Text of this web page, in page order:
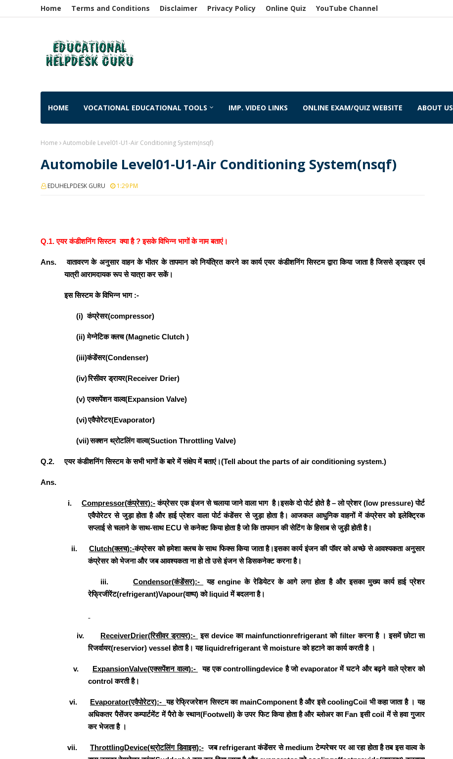
Home Terms and Conditions Disclaimer Privacy Policy Online Quiz YouTube Channel
HOME VOCATIONAL EDUCATIONAL TOOLS IMP. VIDEO LINKS ONLINE EXAM/QUIZ WEBSITE ABOUT US
Home Automobile Level01-U1-Air Conditioning System(nsqf)
Automobile Level01-U1-Air Conditioning System(nsqf)
EDUHELPDESK GURU 1:29 PM
Q.1. एयर कंडीशनिंग सिस्टम क्या है?इसके विभिन्न भागों के नाम बताएं।
Ans.
वातावरण के अनुसार वाहन के भीतर के तापमान को नियंत्रित करने का कार्य एयर कंडीशनिंग सिस्टम द्वारा किया जाता है जिससे ड्राइवर एवं
यात्री आरामदायक रूप से यात्रा कर सकें।
इस सिस्टम के विभिन्न भाग :-
(i) कंप्रेसर(compressor)
(ii) मेग्नेटिक क्लच(Magnetic Clutch )
(iii)कंडेंसर(Condenser)
(iv)रिसीवर ड्रायर(Receiver Drier)
(v) एक्सपेंशन वाल्व(Expansion Valve)
(vi)एवैपोरेटर(Evaporator)
(vii)सक्शन थ्रोटलिंग वाल्व(Suction Throttling Valve)
Q.2. एयर कंडीशनिंग सिस्टम के सभी भागों के बारे में संक्षेप में बताएं।(Tell about the parts of air conditioning system.)
Ans.
i. Compressor(कंप्रेसर):-कंप्रेसर एक इंजन से चलाया जाने वाला भाग है।इसके दो पोर्ट होते है – लो प्रेशर (low pressure)पोर्ट
एवैपोरेटर से जुड़ा होता है और हाई प्रेशर वाला पोर्ट कंडेंसर से जुड़ा होता है।आजकल आधुनिक वाहनों में कंप्रेसर को इलेक्ट्रिक
सप्लाई से चलाने के साथ-साथ ECUसे कनेक्ट किया होता है जो कि तापमान की सेटिंग के हिसाब से जुड़ी होती है।
ii. Clutch(क्लच):-कंप्रेसर को हमेशा क्लच के साथ फिक्स किया जाता है।इसका कार्य इंजन की पॉवर को अच्छे से आवश्यकता अनुसार
कंप्रेसर को भेजना और जब आवश्यकता ना हो तो उसे इंजन से डिसकनेक्ट करना है।
iii. Condensor(कंडेंसर):- यहengineके रेडियेटर के आगे लगा होता है और इसका मुख्य कार्य हाई प्रेशर
रेफ्रिजीरेंट(refrigerant)Vapour(वाष्प)कोliquidमें बदलना है।
iv. ReceiverDrier(रिसीवर ड्रायर):- इसdevice का mainfunctionrefrigerant को filterकरना है । इसमें छोटा सा
रिजर्वायर(reservior)vesselहोता है। यह liquidrefrigerantसे moistureको हटाने का कार्य करती है ।
v. ExpansionValve(एक्सपेंशन वाल्व):- यह एकcontrollingdevice है जोevaporatorमें घटने और बढ़ने वाले प्रेशर को
controlकरती है।
vi. Evaporator(एवैपोरेटर):- यह रेफ्रिजरेशन सिस्टम का mainComponentहै और इसेcoolingCoil भी कहा जाता है । यह
अधिकतर पैसेंजर कम्पार्टमेंट में पैरो के स्थान(Footwell) के उपर फिट किया होता है और ब्लोअर काFan इसीcoil में से हवा गुजार
कर भेजता है ।
vii. ThrottlingDevice(थ्रोटलिंग डिवाइस):- जबrefrigerantकंडेंसर से medium टेम्परेचर पर आ रहा होता है तब इस वाल्व के